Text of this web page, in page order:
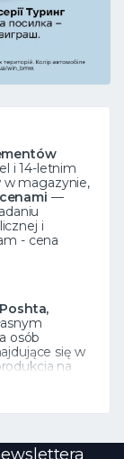
i 14-letnim
w magazynie,
—
i
- cena
osób
się w
na